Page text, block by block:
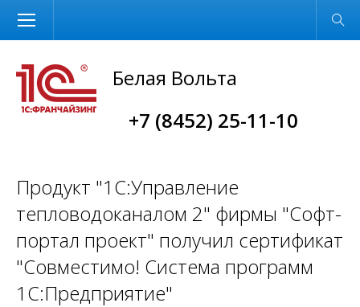
Размер шрифта Обычная версия
Белая Вольта
+7 (8452) 25-11-10
Продукт "1С:Управление
тепловодоканалом 2" фирмы "Софт-
портал проект" получил сертификат
"Совместимо! Система программ
1С:Предприятие"